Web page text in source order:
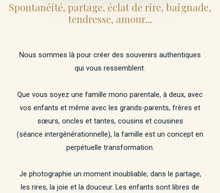
Spontanéité, partage, éclat de rire, baignade,
tendresse, amour...
Nous sommes là pour créer des souvenirs authentiques
qui vous ressemblent.
Que vous soyez une famille mono parentale, à deux, avec
vos enfants et même avec les grands-parents, frères et
sœurs, oncles et tantes, cousins et cousines
(séance intergénérationnelle), la famille est un concept en
perpétuelle transformation.
Je photographie un moment inoubliable, dans le partage,
les rires, la joie et la douceur. Les enfants sont libres de